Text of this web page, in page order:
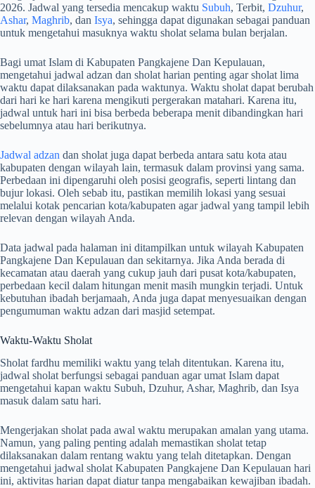
2026. Jadwal yang tersedia mencakup waktu Subuh, Terbit, Dzuhur,
Ashar, Maghrib, dan Isya, sehingga dapat digunakan sebagai panduan
untuk mengetahui masuknya waktu sholat selama bulan berjalan.
Bagi umat Islam di Kabupaten Pangkajene Dan Kepulauan,
mengetahui jadwal adzan dan sholat harian penting agar sholat lima
waktu dapat dilaksanakan pada waktunya. Waktu sholat dapat berubah
dari hari ke hari karena mengikuti pergerakan matahari. Karena itu,
jadwal untuk hari ini bisa berbeda beberapa menit dibandingkan hari
sebelumnya atau hari berikutnya.
Jadwal adzan dan sholat juga dapat berbeda antara satu kota atau
kabupaten dengan wilayah lain, termasuk dalam provinsi yang sama.
Perbedaan ini dipengaruhi oleh posisi geografis, seperti lintang dan
bujur lokasi. Oleh sebab itu, pastikan memilih lokasi yang sesuai
melalui kotak pencarian kota/kabupaten agar jadwal yang tampil lebih
relevan dengan wilayah Anda.
Data jadwal pada halaman ini ditampilkan untuk wilayah Kabupaten
Pangkajene Dan Kepulauan dan sekitarnya. Jika Anda berada di
kecamatan atau daerah yang cukup jauh dari pusat kota/kabupaten,
perbedaan kecil dalam hitungan menit masih mungkin terjadi. Untuk
kebutuhan ibadah berjamaah, Anda juga dapat menyesuaikan dengan
pengumuman waktu adzan dari masjid setempat.
Waktu-Waktu Sholat
Sholat fardhu memiliki waktu yang telah ditentukan. Karena itu,
jadwal sholat berfungsi sebagai panduan agar umat Islam dapat
mengetahui kapan waktu Subuh, Dzuhur, Ashar, Maghrib, dan Isya
masuk dalam satu hari.
Mengerjakan sholat pada awal waktu merupakan amalan yang utama.
Namun, yang paling penting adalah memastikan sholat tetap
dilaksanakan dalam rentang waktu yang telah ditetapkan. Dengan
mengetahui jadwal sholat Kabupaten Pangkajene Dan Kepulauan hari
ini, aktivitas harian dapat diatur tanpa mengabaikan kewajiban ibadah.